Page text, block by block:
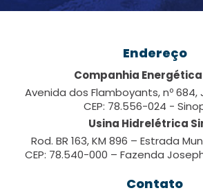
Endereço
Companhia Energética
Avenida dos Flamboyants, nº
CEP: 78.556-024 -
Usina Hidrelétrica
Rod. BR 163, KM 896 – Estrada
CEP: 78.540-000 – Fazenda
Contato